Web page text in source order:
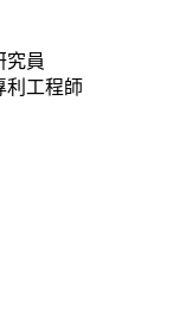
究員
利工程師